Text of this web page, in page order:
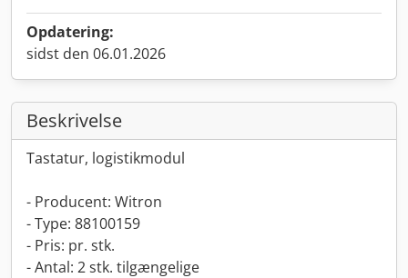
Opdatering:
sidst den 06.01.2026
Beskrivelse
Tastatur, logistikmodul
- Producent: Witron
- Type: 88100159
- Pris: pr. stk.
- Antal: 2 stk. tilgængelige